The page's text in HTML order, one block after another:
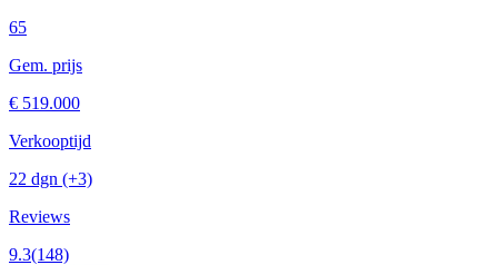
65
Gem. prijs
€ 519.000
Verkooptijd
22 dgn (+3)
Reviews
9.3(148)